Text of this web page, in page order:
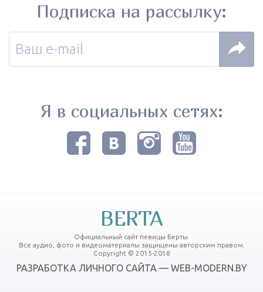
Подписка на рассылку:
Я в социальных сетях:
BERTA
Официальный сайт певицы Берты.
Все аудио, фото и видеоматериалы защищены авторским правом.
Copyright © 2015-2018
РАЗРАБОТКА ЛИЧНОГО САЙТА — WEB-MODERN.BY